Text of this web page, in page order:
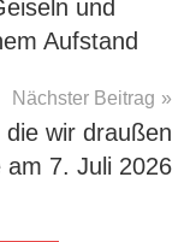
und
Aufstand
Nächster Beitrag
wir draußen
am 7. Juli 2026